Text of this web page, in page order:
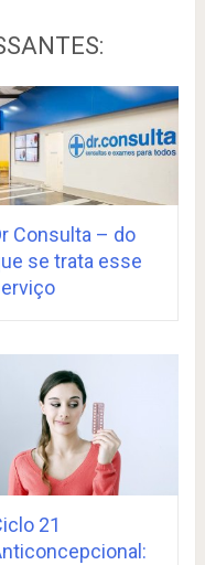
Consulta – do
se trata esse
21